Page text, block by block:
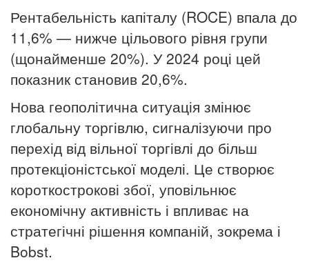
Рентабельність капіталу (ROCE) впала до
11,6% — нижче цільового рівня групи
(щонайменше 20%). У 2024 році цей
показник становив 20,6%.
Нова геополітична ситуація змінює
глобальну торгівлю, сигналізуючи про
перехід від вільної торгівлі до більш
протекціоністської моделі. Це створює
короткострокові збої, уповільнює
економічну активність і впливає на
стратегічні рішення компаній, зокрема і
Bobst.